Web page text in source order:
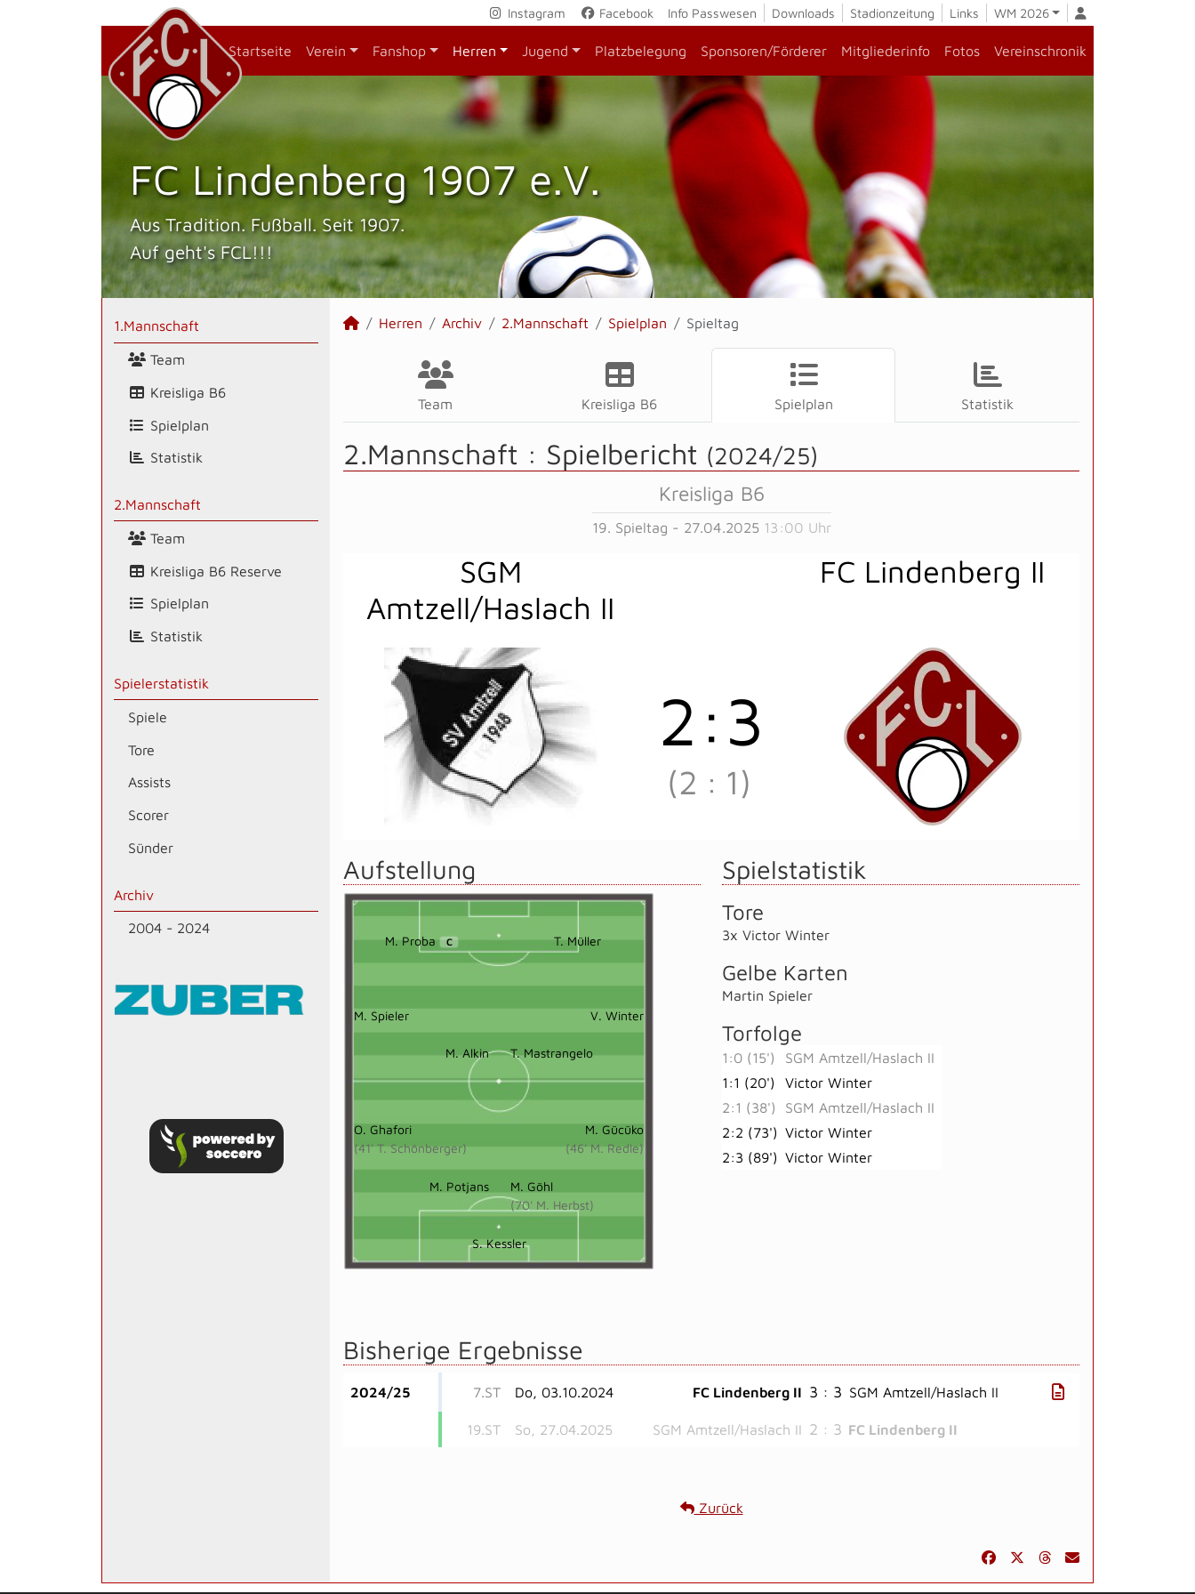
Instagram Facebook Info Passwesen Downloads Stadionzeitung Links WM 2026
Startseite Verein Fanshop Herren Jugend Platzbelegung Sponsoren/Förderer Mitgliederinfo Fotos Vereinschronik
FC Lindenberg 1907 e.V.
Aus Tradition. Fußball. Seit 1907.
Auf geht's FCL!!!
1.Mannschaft
Team
Kreisliga B6
Spielplan
Statistik
2.Mannschaft
Team
Kreisliga B6 Reserve
Spielplan
Statistik
Spielerstatistik
Spiele
Tore
Assists
Scorer
Sünder
Archiv
2004 - 2024
Herren Archiv 2.Mannschaft Spielplan Spieltag
Team Kreisliga B6 Spielplan Statistik
2.Mannschaft : Spielbericht (2024/25)
Kreisliga B6
19. Spieltag - 27.04.2025 13:00 Uhr
SGM
Amtzell/Haslach II
FC Lindenberg II
2 :3
(2 : 1)
Aufstellung
M. Proba C T. Müller
M. Spieler V. Winter
M. Alkin T. Mastrangelo
O. Ghafori
(41' T. Schönberger)
M. Gücüko
(46' M. Redle)
M. Potjans
M. Göhl
(70' M. Herbst)
S. Kessler
Spielstatistik
Tore
3x Victor Winter
Gelbe Karten
Martin Spieler
Torfolge
1:0 (15')
SGM Amtzell/Haslach II
1:1 (20')
Victor Winter
2:1 (38')
SGM Amtzell/Haslach II
2:2 (73') Victor Winter
2:3 (89') Victor Winter
Bisherige Ergebnisse
2024/25 7.ST Do, 03.10.2024 FC Lindenberg II 3 : 3 SGM Amtzell/Haslach II
19.ST So, 27.04.2025 SGM Amtzell/Haslach II 2 : 3 FC Lindenberg II
Zurück